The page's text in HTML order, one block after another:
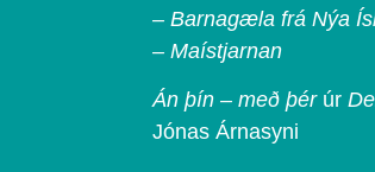
– Barnagæla frá Nýa
– Maístjarnan
Án þín – með þér úr
Jónas Árnasyni